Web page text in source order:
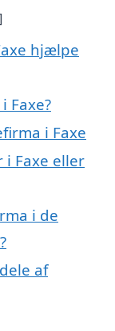
hjælpe
Faxe?
i Faxe
Faxe eller
i de
af